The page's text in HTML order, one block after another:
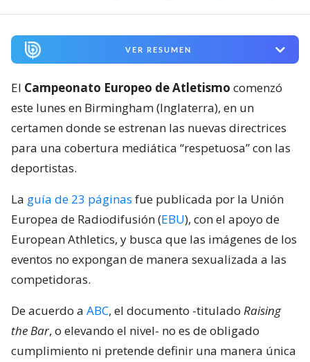
VER RESUMEN
El Campeonato Europeo de Atletismo comenzó
este lunes en Birmingham (Inglaterra), en un
certamen donde se estrenan las nuevas directrices
para una cobertura mediática “respetuosa” con las
deportistas.
La guía de 23 páginas fue publicada por la Unión
Europea de Radiodifusión (EBU), con el apoyo de
European Athletics, y busca que las imágenes de los
eventos no expongan de manera sexualizada a las
competidoras.
De acuerdo a ABC, el documento -titulado Raising
the Bar, o elevando el nivel- no es de obligado
cumplimiento ni pretende definir una manera única